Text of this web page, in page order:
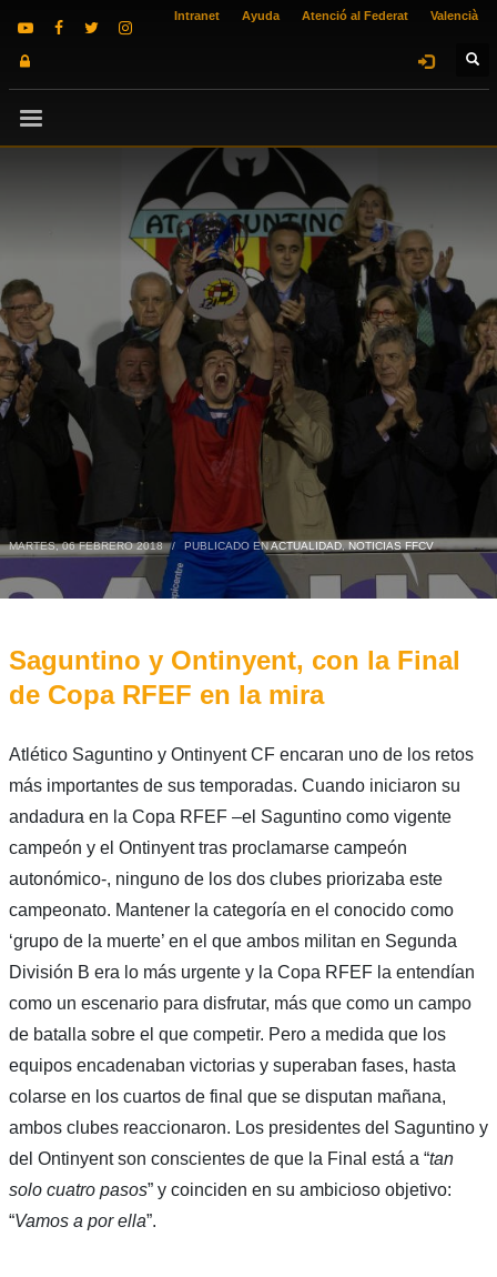
Intranet Ayuda Atenció al Federat Valencià
MARTES, 06 FEBRERO 2018 / PUBLICADO ENACTUALIDAD, NOTICIAS FFCV
Saguntino y Ontinyent, con la Final
de Copa RFEF en la mira
Atlético Saguntino y Ontinyent CF encaran uno de los retos
más importantes de sus temporadas. Cuando iniciaron su
andadura en la Copa RFEF –el Saguntino como vigente
campeón y el Ontinyent tras proclamarse campeón
autonómico-, ninguno de los dos clubes priorizaba este
campeonato. Mantener la categoría en el conocido como
‘grupo de la muerte’ en el que ambos militan en Segunda
División B era lo más urgente y la Copa RFEF la entendían
como un escenario para disfrutar, más que como un campo
de batalla sobre el que competir. Pero a medida que los
equipos encadenaban victorias y superaban fases, hasta
colarse en los cuartos de final que se disputan mañana,
ambos clubes reaccionaron. Los presidentes del Saguntino y
del Ontinyent son conscientes de que la Final está a “tan
solo cuatro pasos” y coinciden en su ambicioso objetivo:
“Vamos a por ella”.